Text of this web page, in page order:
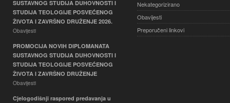
SUSTAVNOG STUDIJA DUHOVNOSTI I
STUDIJA TEOLOGIJE POSVEĆENOG
ŽIVOTA I ZAVRŠNO DRUŽENJE 2026.
Obavijesti
PROMOCIJA NOVIH DIPLOMANATA
SUSTAVNOG STUDIJA DUHOVNOSTI I
STUDIJA TEOLOGIJE POSVEĆENOG
ŽIVOTA I ZAVRŠNO DRUŽENJE
Obavijesti
Cjelogodišnji raspored predavanja u
Nekategorizirano
Obavijesti
Preporučeni linkovi